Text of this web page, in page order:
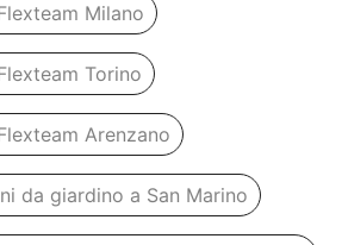
Milano
Torino
Arenzano
da giardino a San Marino